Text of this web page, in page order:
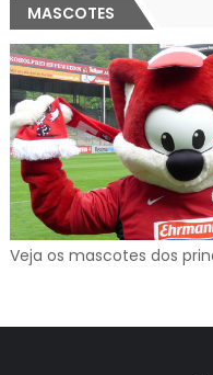
MASCOTES
Veja os mascotes dos